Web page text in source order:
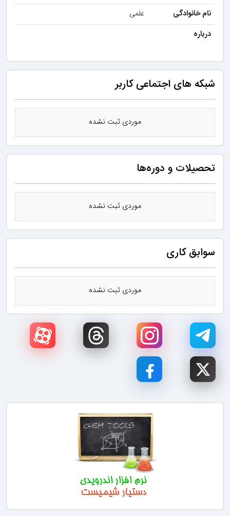
نام خانوادگی
علمی
درباره
شبکه های اجتماعی کاربر
موردی ثبت نشده
تحصیلات و دوره‌ها
موردی ثبت نشده
سوابق کاری
موردی ثبت نشده